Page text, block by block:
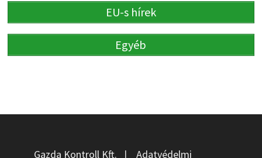
EU-s hírek
Egyéb
Gazda Kontroll Kft. | Adatvédelmi